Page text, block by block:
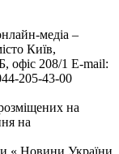
медіа –
Київ,
208/1 E-mail:
205-43-00
на
на
« Новини України